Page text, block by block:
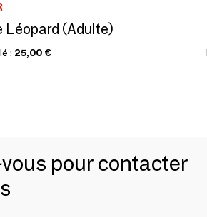
Léopard (Adulte)
: 25,00 €
pour contacter